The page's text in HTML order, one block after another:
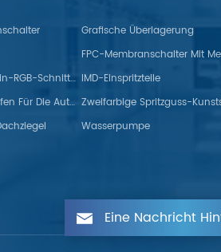
Grafische Überlagerung
TFT-Monitor Mit 50-Pin-RGB-Schnittstelle IMD-Einspritzteile
Gummidichtungsstreifen Für Die Automobilindustrie Zweifarbige Spritzguss-
Wasserpumpe
Eine Nachricht